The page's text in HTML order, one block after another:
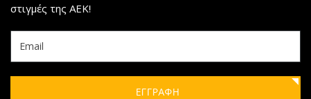
στιγμές της ΑΕΚ!
ΕΓΓΡΑΦΗ